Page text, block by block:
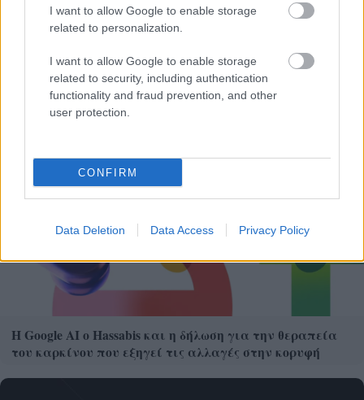
I want to allow Google to enable storage
related to personalization.
I want to allow Google to enable storage
related to security, including authentication
functionality and fraud prevention, and other
user protection.
CONFIRM
Data Deletion Data Access Privacy Policy
Δεν ανοίγει η μπάρα στα διόδια με το e-pass ενώ έχει
χρήματα «μέσα»;
Η Google ΑΙ ο Hassabis και η δήλωση για την θεραπεία
του καρκίνου που εξηγεί τις αλλαγές στην κορυφή